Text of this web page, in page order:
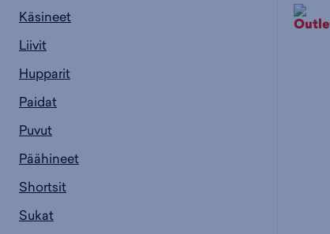
Käsineet
Liivit
Hupparit
Paidat
Puvut
Päähineet
Shortsit
Sukat